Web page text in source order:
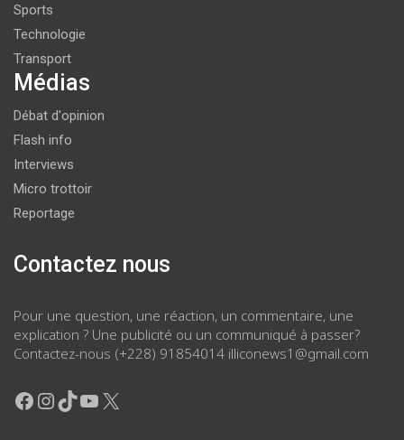
Sports
Technologie
Transport
Médias
Débat d'opinion
Flash info
Interviews
Micro trottoir
Reportage
Contactez nous
Pour une question, une réaction, un commentaire, une
explication ? Une publicité ou un communiqué à passer?
Contactez-nous (+228) 91854014 illiconews1@gmail.com
Facebook
Instagram
TikTok
YouTube
X